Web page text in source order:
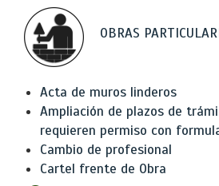
OBRAS
Acta de muros linderos
Ampliación de plazos de
requieren permiso con
Cambio de profesional
Cartel frente de Obra